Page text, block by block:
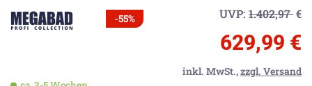
-55% UVP: 1.402,97€
629,99 €
inkl. MwSt.,zzgl. Versand